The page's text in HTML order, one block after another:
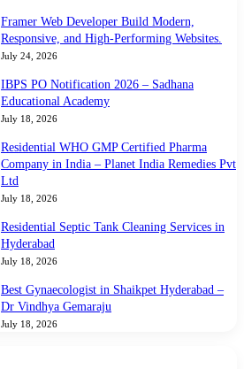
Framer Web Developer Build Modern,
Responsive, and High-Performing Websites.
July 24, 2026
IBPS PO Notification 2026 – Sadhana
Educational Academy
July 18, 2026
Residential WHO GMP Certified Pharma
Company in India – Planet India Remedies Pvt
Ltd
July 18, 2026
Residential Septic Tank Cleaning Services in
Hyderabad
July 18, 2026
Best Gynaecologist in Shaikpet Hyderabad –
Dr Vindhya Gemaraju
July 18, 2026